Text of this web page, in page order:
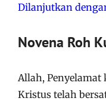
Dilanjutkan
Novena Roh
Allah, Penyelamat
Kristus telah